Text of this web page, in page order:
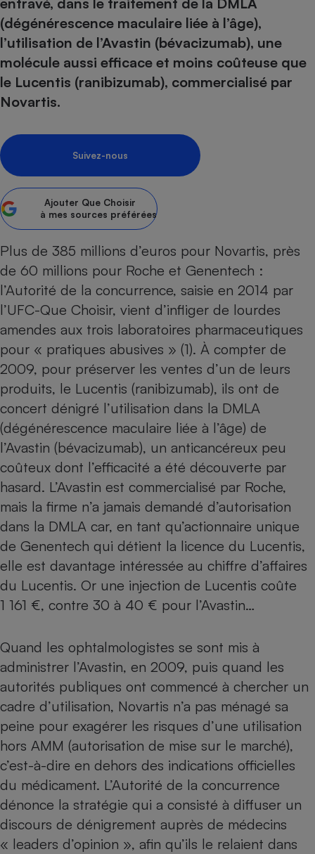
(dégénérescence maculaire liée à l’âge),
l’utilisation de l’Avastin (bévacizumab), une
molécule aussi efficace et moins coûteuse que
le Lucentis (ranibizumab), commercialisé par
Novartis.
Suivez-nous
Ajouter Que Choisir
à mes sources préférées
Plus de 385 millions d’euros pour Novartis, près
de 60 millions pour Roche et Genentech :
l’Autorité de la concurrence, saisie en 2014 par
l’UFC-Que Choisir, vient d’infliger de lourdes
amendes aux trois laboratoires pharmaceutiques
pour « pratiques abusives » (1). À compter de
2009, pour préserver les ventes d’un de leurs
produits, le Lucentis (ranibizumab), ils ont de
concert dénigré l’utilisation dans la DMLA
(dégénérescence maculaire liée à l’âge) de
l’Avastin (bévacizumab), un anticancéreux peu
coûteux dont l’efficacité a été découverte par
hasard. L’Avastin est commercialisé par Roche,
mais la firme n’a jamais demandé d’autorisation
dans la DMLA car, en tant qu’actionnaire unique
de Genentech qui détient la licence du Lucentis,
elle est davantage intéressée au chiffre d’affaires
du Lucentis. Or une injection de Lucentis coûte
1 161 €, contre 30 à 40 € pour l’Avastin…
Quand les ophtalmologistes se sont mis à
administrer l’Avastin, en 2009, puis quand les
autorités publiques ont commencé à chercher un
cadre d’utilisation, Novartis n’a pas ménagé sa
peine pour exagérer les risques d’une utilisation
hors AMM (autorisation de mise sur le marché),
c’est-à-dire en dehors des indications officielles
du médicament. L’Autorité de la concurrence
dénonce la stratégie qui a consisté à diffuser un
discours de dénigrement auprès de médecins
« leaders d’opinion », afin qu’ils le relaient dans
Sécurité - Hygiène
Complément
alimentaire
bouteille
Assurance
Banque - Crédit
Epargne - Fiscalité
Assurance emprunteur
Banque
Circulation routière
Contrôle technique -
Pièce détachée
Moto
Comparateur auto
Comparatif
Comparatif climatiseur
Comparatif aspirateur
Comparatif centrale
Gros électroménager
Petit électroménager -
Lave-linge
Plaque de cuisson à
induction
Climatiseur -
Ventilateur
Comparatif casque audio
Comparatif ordinateur
Comparatif ultrabook
Image et son
Informatique
Internet
Téléphonie
Téléviseur
Smartphone
Antivirus
Crédit immobilier
Comparatif tondeuse
Aménagement
Produit d'entretien
Sécurité domestique
Matelas
Radiateur électrique
Climatiseur -
Ventilateur
Hygiène - Beauté
Maladie - Médecine -
Mutuelle
Antimoustique
Maison de retraite
Choisir son fioul
Choisir son pellet
Comparateur assurance emprunteur
Energie Moins Chère Ensemble
Tous les comparateurs
Toutes les cartes interactives
connexion Internet